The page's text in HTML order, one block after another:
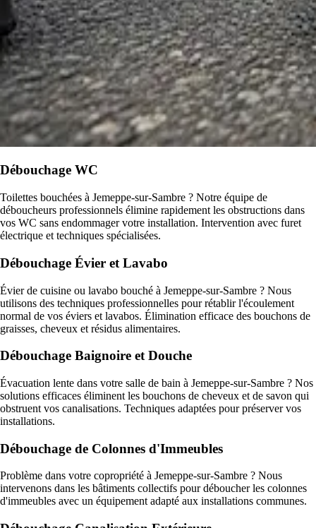
Débouchage WC
Toilettes bouchées à Jemeppe-sur-Sambre ? Notre équipe de
déboucheurs professionnels élimine rapidement les obstructions dans
vos WC sans endommager votre installation. Intervention avec furet
électrique et techniques spécialisées.
Débouchage Évier et Lavabo
Évier de cuisine ou lavabo bouché à Jemeppe-sur-Sambre ? Nous
utilisons des techniques professionnelles pour rétablir l'écoulement
normal de vos éviers et lavabos. Élimination efficace des bouchons de
graisses, cheveux et résidus alimentaires.
Débouchage Baignoire et Douche
Évacuation lente dans votre salle de bain à Jemeppe-sur-Sambre ? Nos
solutions efficaces éliminent les bouchons de cheveux et de savon qui
obstruent vos canalisations. Techniques adaptées pour préserver vos
installations.
Débouchage de Colonnes d'Immeubles
Problème dans votre copropriété à Jemeppe-sur-Sambre ? Nous
intervenons dans les bâtiments collectifs pour déboucher les colonnes
d'immeubles avec un équipement adapté aux installations communes.